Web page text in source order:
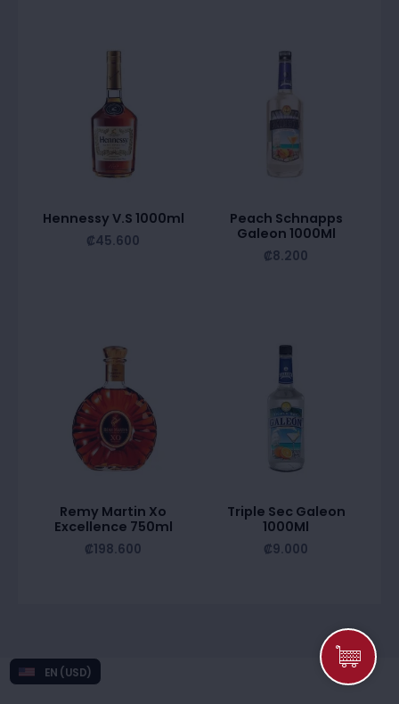
Hennessy V.S 1000ml
₡45.600
Peach Schnapps
Galeon 1000Ml
₡8.200
Remy Martin Xo
Excellence 750ml
₡198.600
Triple Sec Galeon
1000Ml
₡9.000
EN (USD)